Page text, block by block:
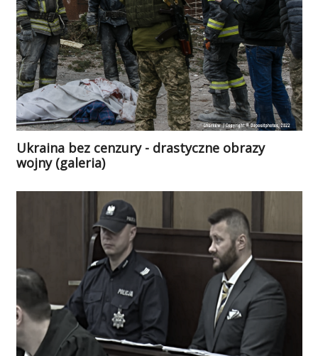
Ukraina bez cenzury - drastyczne obrazy
wojny (galeria)